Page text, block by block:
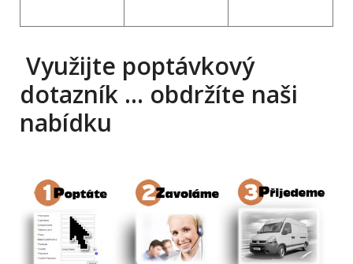
Využijte poptávkový
dotazník … obdržíte naši
nabídku